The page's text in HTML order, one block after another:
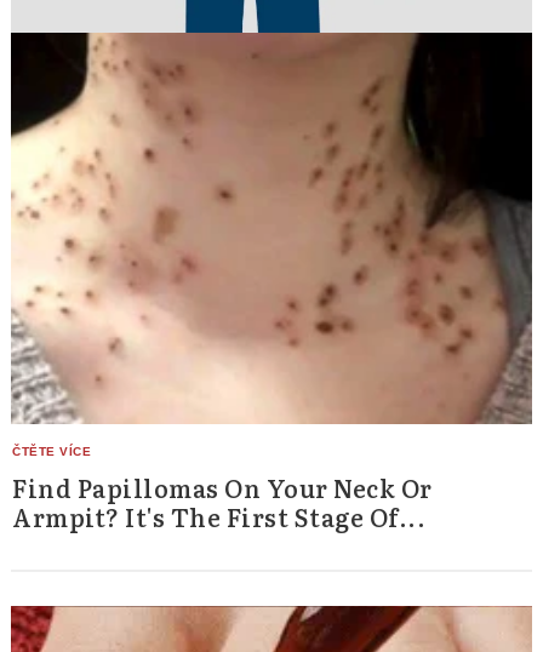
Find Papillomas On Your Neck Or
Armpit? It's The First Stage Of...